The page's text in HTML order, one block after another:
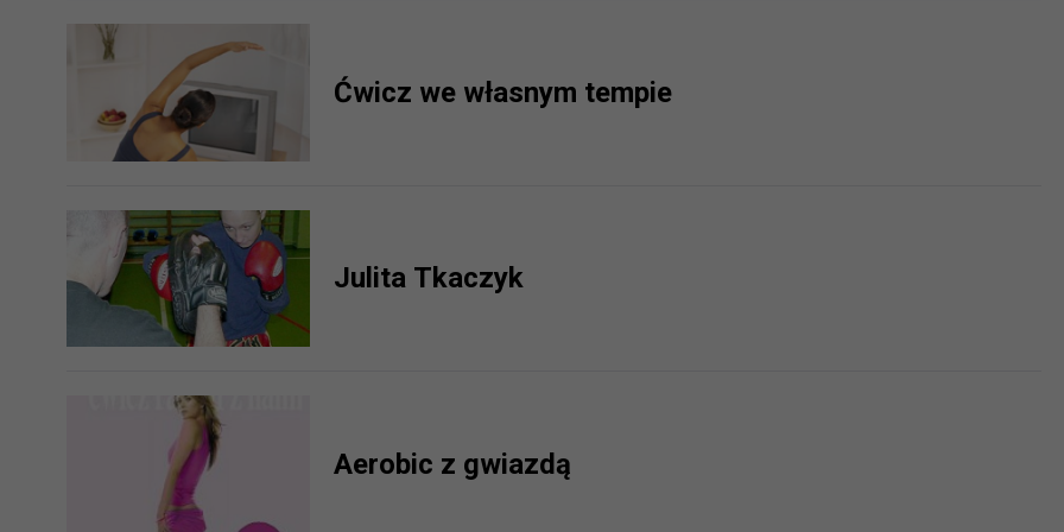
Ćwicz we własnym tempie
Julita Tkaczyk
Aerobic z gwiazdą
prawną dla pomiarów statystycznych i marketingu własnego administratorów jest tzw.
Przetwarzanie Twoich danych w celach marketingowych podmiotów trzecich będzie odbywać